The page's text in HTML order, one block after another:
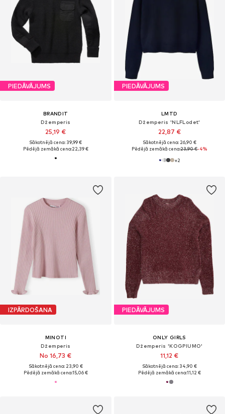
PIEDĀVĀJUMS
BRANDIT
Džemperis
25,19 €
Sākotnējā cena: 39,99 €
Pēdējā zemākā cena:22,39 €
PIEDĀVĀJUMS
LMTD
Džemperis 'NLFLodet'
22,87 €
Sākotnējā cena: 26,90 €
Pēdējā zemākā cena:23,90 €-4%
+2
IZPĀRDOŠANA
MINOTI
Džemperis
No 16,73 €
Sākotnējā cena: 23,90 €
Pēdējā zemākā cena:15,06 €
PIEDĀVĀJUMS
ONLY GIRLS
Džemperis 'KOGPIUMO'
11,12 €
Sākotnējā cena: 34,90 €
Pēdējā zemākā cena:11,12 €